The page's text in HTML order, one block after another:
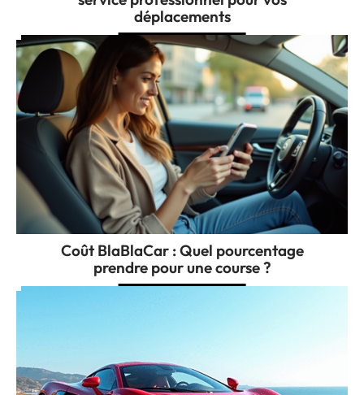
déplacements
Coût BlaBlaCar : Quel pourcentage
prendre pour une course ?